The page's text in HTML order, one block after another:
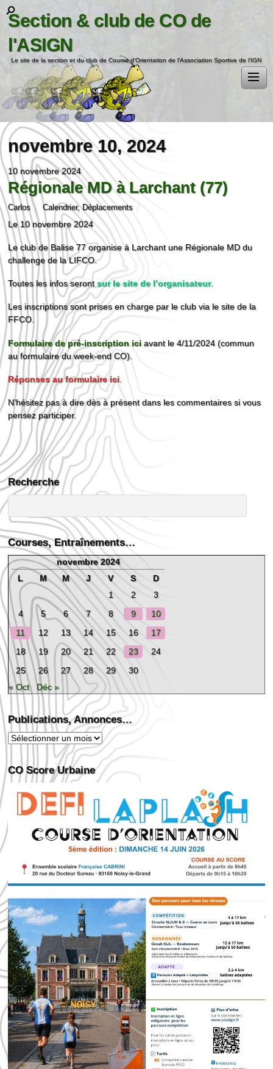
Section & club de CO de
l'ASIGN
Le site de la section et du club de Course d'Orientation de l'Association Sportive de l'IGN
novembre 10, 2024
10 novembre 2024
Régionale MD à Larchant (77)
Carlos Calendrier,Déplacements
Le 10 novembre 2024
Le club de Balise 77 organise à Larchant une Régionale MD du
challenge de la LIFCO.
Toutes les infos serontsur le site de l’organisateur.
Les inscriptions sont prises en charge par le club via le site de la
FFCO.
Formulaire de pré-inscription iciavant le 4/11/2024 (commun
au formulaire du week-end CO).
Réponses au formulaire ici
N’hésitez pas à dire dès à présent dans les commentaires si vous
pensez participer.
Recherche
Courses, Entraînements…
novembre 2024
L
M M J V S
D
1
2
3
4
5 6 7 8 9
10
11
12 13 14 15 16
17
18
19 20 21 22 23
24
25
26 27 28 29
30
« Oct
Déc »
Publications, Annonces…
Publications,
Annonces…
CO Score Urbaine